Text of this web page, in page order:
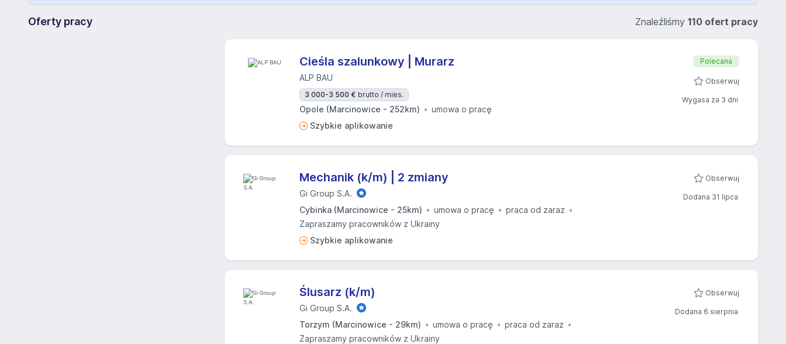
Oferty pracy Znaleźliśmy 110 ofert pracy
Cieśla szalunkowy | Murarz
ALP BAU
3 000-3 500 € brutto / mies.
Opole (Marcinowice - 252km)
umowa o pracę
Szybkie aplikowanie
Polecana
Obserwuj
Wygasa za 3 dni
Mechanik (k/m) | 2 zmiany
Gi Group S.A.
Cybinka (Marcinowice - 25km)
umowa o pracę
praca od zaraz
Zapraszamy pracowników z Ukrainy
Szybkie aplikowanie
Obserwuj
Dodana 31 lipca
Ślusarz (k/m)
Gi Group S.A.
Torzym (Marcinowice - 29km)
umowa o pracę
praca od zaraz
Zapraszamy pracowników z Ukrainy
Obserwuj
Dodana 6 sierpnia